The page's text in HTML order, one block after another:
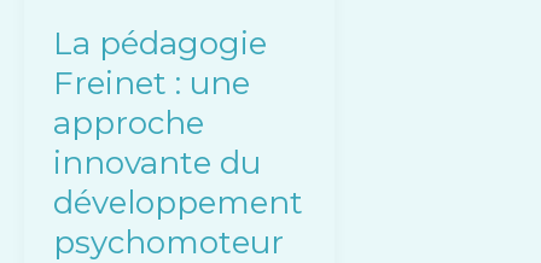
La pédagogie
Freinet : une
approche
innovante du
développement
psychomoteur
du
développement
psychomoteur